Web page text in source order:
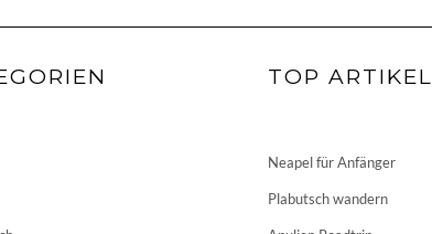
TOP ARTIKEL
Neapel für Anfänger
Plabutsch wandern